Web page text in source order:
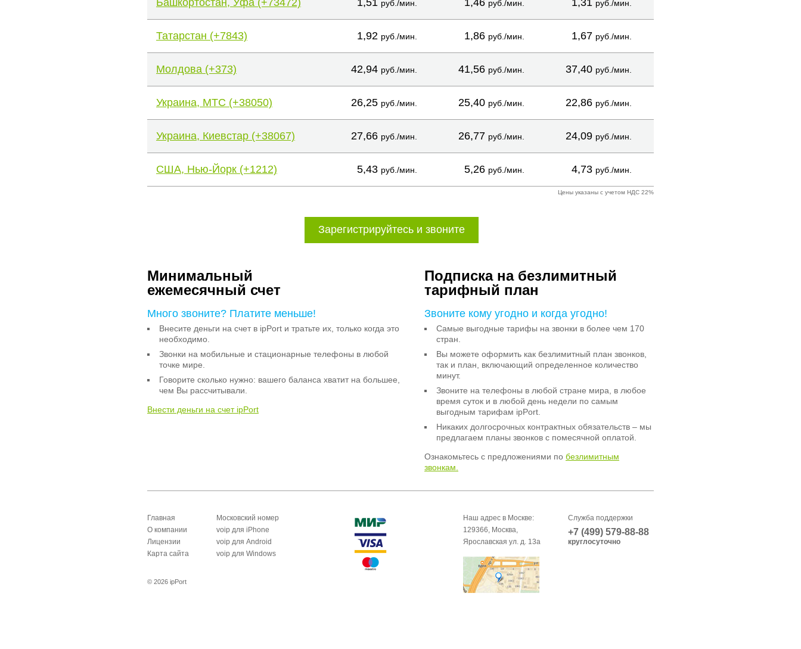
Башкортостан, Уфа (+73472) 1,51 руб./мин. 1,46 руб./мин. 1,31 руб./мин.
Татарстан (+7843) 1,92 руб./мин. 1,86 руб./мин. 1,67 руб./мин.
Молдова (+373) 42,94 руб./мин. 41,56 руб./мин. 37,40 руб./мин.
Украина, МТС (+38050) 26,25 руб./мин. 25,40 руб./мин. 22,86 руб./мин.
Украина, Киевстар (+38067) 27,66 руб./мин. 26,77 руб./мин. 24,09 руб./мин.
США, Нью-Йорк (+1212) 5,43 руб./мин. 5,26 руб./мин. 4,73 руб./мин.
Цены указаны с учетом НДС 22%
Зарегистрируйтесь и звоните
Минимальный
ежемесячный счет
Много звоните? Платите меньше!
Внесите деньги на счет в ipPort и тратьте их, только когда это
необходимо.
Звонки на мобильные и стационарные телефоны в любой
точке мире.
Говорите сколько нужно: вашего баланса хватит на большее,
чем Вы рассчитывали.
Внести деньги на счет ipPort
Подписка на безлимитный
тарифный план
Звоните кому угодно и когда угодно!
Самые выгодные тарифы на звонки в более чем 170
стран.
Вы можете оформить как безлимитный план звонков,
так и план, включающий определенное количество
минут.
Звоните на телефоны в любой стране мира, в любое
время суток и в любой день недели по самым
выгодным тарифам ipPort.
Никаких долгосрочных контрактных обязательств – мы
предлагаем планы звонков с помесячной оплатой.
Ознакомьтесь с предложениями по безлимитным
звонкам.
Главная
О компании
Лицензии
Карта сайта
Московский номер
voip для iPhone
voip для Android
voip для Windows
Наш адрес в Москве:
129366, Москва,
Ярославская ул. д. 13а
Служба поддержки
+7 (499) 579-88-88
круглосуточно
© 2026 ipPort